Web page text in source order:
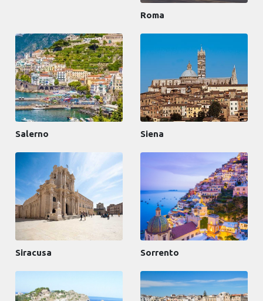
Roma
Salerno Siena
Siracusa Sorrento